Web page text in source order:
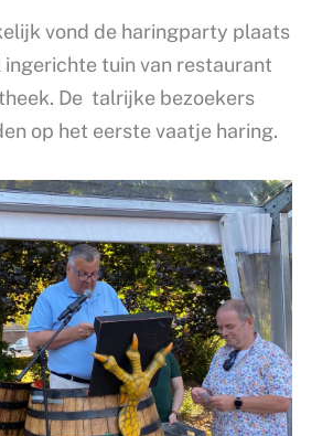
vond de haringparty plaats
ingerichte tuin van restaurant
De talrijke bezoekers
op het eerste vaatje haring.